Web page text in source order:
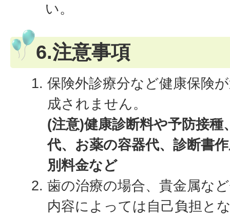
い。
6.注意事項
保険外診療分など健康保険
成されません。
(注意)健康診断料や予防接
代、お薬の容器代、診断書
別料金など
歯の治療の場合、貴金属な
内容によっては自己負担と